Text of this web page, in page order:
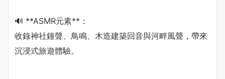
🔊 **ASMR元素**：
收錄神社鐘聲、鳥鳴、木造建築回音與河畔風聲，帶來
沉浸式旅遊體驗。